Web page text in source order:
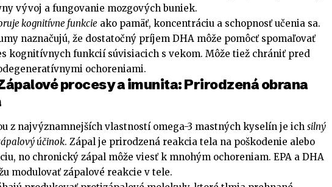
vývoj a fungovanie mozgových buniek.
kognitívne funkcie ako pamäť, koncentráciu a schopnosť učenia sa.
naznačujú, že dostatočný príjem DHA môže pomôcť spomaľovať
kognitívnych funkcií súvisiacich s vekom. Môže tiež chrániť pred
ochoreniami.
procesy a imunita: Prirodzená obrana
z najvýznamnejších vlastností omega-3 mastných kyselín je ich silný
účinok. Zápal je prirodzená reakcia tela na poškodenie alebo
no chronický zápal môže viesť k mnohým ochoreniam. EPA a DHA
modulovať zápalové reakcie v tele.